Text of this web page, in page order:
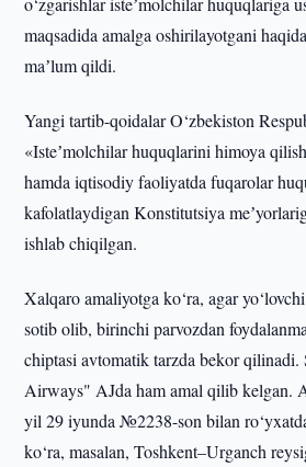
maqsadida amalga oshirilayotgani
maʼlum qildi.
Yangi tartib-qoidalar O‘zbekiston
«Isteʼmolchilar huquqlarini himoya
hamda iqtisodiy faoliyatda fuqarolar
kafolatlaydigan Konstitutsiya
ishlab chiqilgan.
Xalqaro amaliyotga ko‘ra, agar
sotib olib, birinchi parvozdan
chiptasi avtomatik tarzda bekor
Airways" AJda ham amal qilib kelgan.
yil 29 iyunda №2238-son bilan
ko‘ra, masalan, Toshkent–Urganch